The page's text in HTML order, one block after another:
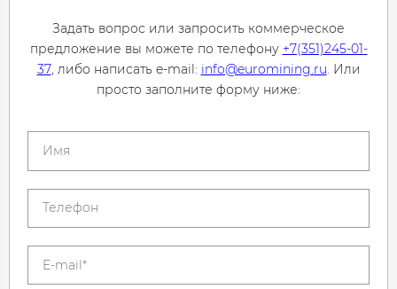
Задать вопрос или запросить коммерческое
предложение вы можете по телефону +7(351)245-01-
37, либо написать e-mail: info@euromining.ru. Или
просто заполните форму ниже: